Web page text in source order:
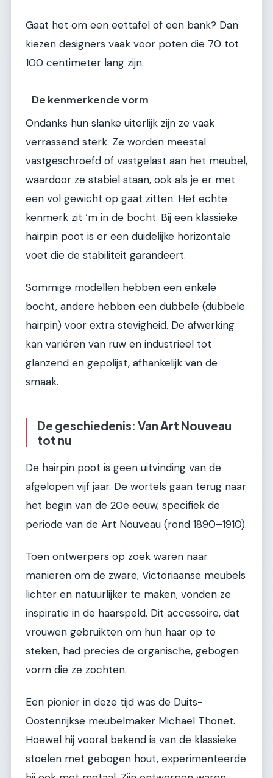
Gaat het om een eettafel of een bank? Dan
kiezen designers vaak voor poten die 70 tot
100 centimeter lang zijn.
De kenmerkende vorm
Ondanks hun slanke uiterlijk zijn ze vaak
verrassend sterk. Ze worden meestal
vastgeschroefd of vastgelast aan het meubel,
waardoor ze stabiel staan, ook als je er met
een vol gewicht op gaat zitten. Het echte
kenmerk zit ‘m in de bocht. Bij een klassieke
hairpin poot is er een duidelijke horizontale
voet die de stabiliteit garandeert.
Sommige modellen hebben een enkele
bocht, andere hebben een dubbele (dubbele
hairpin) voor extra stevigheid. De afwerking
kan variëren van ruw en industrieel tot
glanzend en gepolijst, afhankelijk van de
smaak.
De geschiedenis: Van Art Nouveau
tot nu
De hairpin poot is geen uitvinding van de
afgelopen vijf jaar. De wortels gaan terug naar
het begin van de 20e eeuw, specifiek de
periode van de Art Nouveau (rond 1890–1910).
Toen ontwerpers op zoek waren naar
manieren om de zware, Victoriaanse meubels
lichter en natuurlijker te maken, vonden ze
inspiratie in de haarspeld. Dit accessoire, dat
vrouwen gebruikten om hun haar op te
steken, had precies de organische, gebogen
vorm die ze zochten.
Een pionier in deze tijd was de Duits-
Oostenrijkse meubelmaker Michael Thonet.
Hoewel hij vooral bekend is van de klassieke
stoelen met gebogen hout, experimenteerde